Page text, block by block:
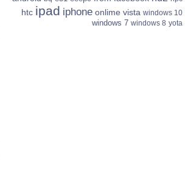
htc ipad iphone onlime vista windows 10
windows 7 windows 8 yota